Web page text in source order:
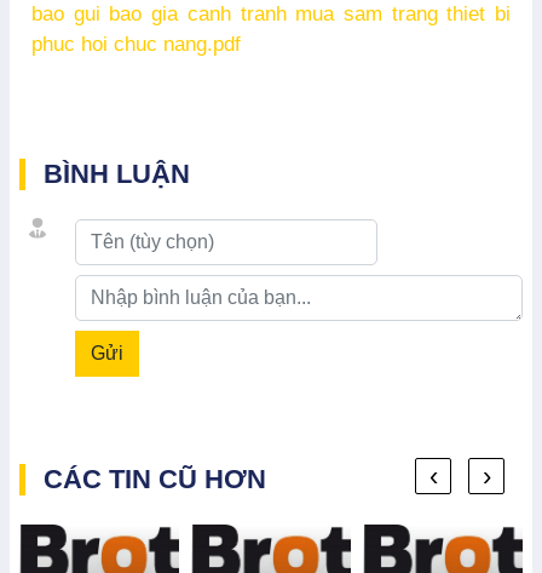
bao gui bao gia canh tranh mua sam trang thiet bi
phuc hoi chuc nang.pdf
BÌNH LUẬN
Gửi
CÁC TIN CŨ HƠN ‹ ›